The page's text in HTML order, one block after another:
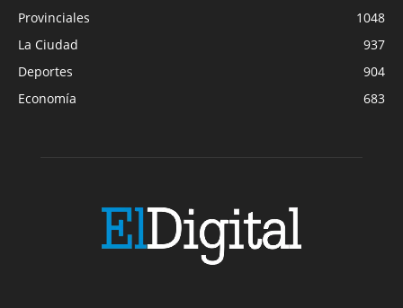
Provinciales
1048
La Ciudad
937
Deportes
904
Economía
683